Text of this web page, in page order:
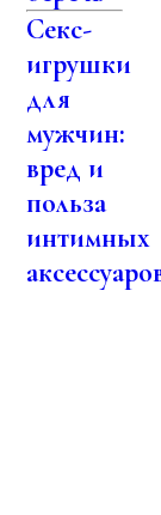
Секс-
игрушки
для
мужчин:
вред и
польза
интимных